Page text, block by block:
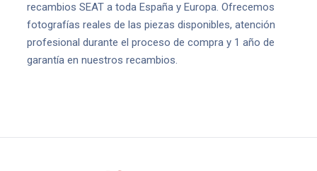
recambios SEAT a toda España y Europa. Ofrecemos
fotografías reales de las piezas disponibles, atención
profesional durante el proceso de compra y 1 año de
garantía en nuestros recambios.